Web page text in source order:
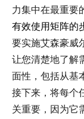
力集中在最重要
有效使用矩阵的
要实施艾森豪威
让您清楚地了解
面性，包括从基
接下来，将每个
关重要，因为它